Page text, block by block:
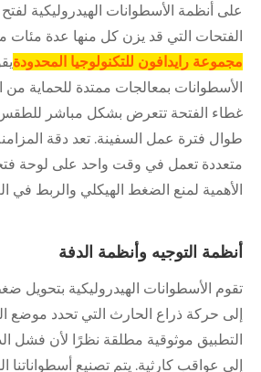
على أنظمة الأسطوانات الهيدروليكية
الفتحات التي قد يزن كل منها عدة مئات
مجموعة رايدافون للتكنولوجيا المحدودة
الأسطوانات بمعالجات ممتدة للحماية من
غطاء الفتحة تتعرض بشكل مباشر
طوال فترة عمل السفينة. تعد دقة
متعددة تعمل في وقت واحد على لوحة
الأهمية لمنع الضغط الهيكلي والربط في
أنظمة التوجيه وأنظمة الدفة
تقوم الأسطوانات الهيدروليكية بتحويل
إلى حركة ذراع الحارث التي تحدد موضع
التطبيق موثوقية مطلقة نظرًا لأن فشل
إلى عواقب كارثية. يتم تصنيع